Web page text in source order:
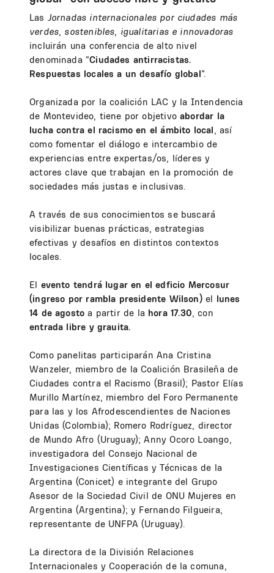
Las Jornadas internacionales por ciudades más
verdes, sostenibles, igualitarias e innovadoras
incluirán una conferencia de alto nivel
denominada “Ciudades antirracistas.
Respuestas locales a un desafío global”.
Organizada por la coalición LAC y la Intendencia
de Montevideo, tiene por objetivoabordar la
lucha contra el racismo en el ámbito local, así
como fomentar el diálogo e intercambio de
experiencias entre expertas/os, líderes y
actores clave que trabajan en la promoción de
sociedades más justas e inclusivas.
A través de sus conocimientos se buscará
visibilizar buenas prácticas, estrategias
efectivas y desafíos en distintos contextos
locales.
El evento tendrá lugar en el edficio Mercosur
(ingreso por rambla presidente Wilson)el lunes
14 de agosto a partir de la hora 17.30, con
entrada libre y grauita.
Como panelitas participarán Ana Cristina
Wanzeler, miembro de la Coalición Brasileña de
Ciudades contra el Racismo (Brasil); Pastor Elías
Murillo Martínez, miembro del Foro Permanente
para las y los Afrodescendientes de Naciones
Unidas (Colombia); Romero Rodríguez, director
de Mundo Afro (Uruguay); Anny Ocoro Loango,
investigadora del Consejo Nacional de
Investigaciones Científicas y Técnicas de la
Argentina (Conicet) e integrante del Grupo
Asesor de la Sociedad Civil de ONU Mujeres en
Argentina (Argentina); y Fernando Filgueira,
representante de UNFPA (Uruguay).
La directora de la División Relaciones
Internacionales y Cooperación de la comuna,